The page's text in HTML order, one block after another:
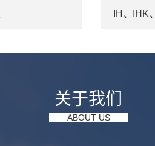
IH、IHK
关于我们
ABOUT US